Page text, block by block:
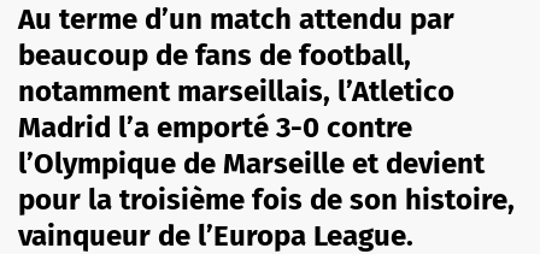
Au terme d’un match attendu par
beaucoup de fans de football,
notamment marseillais, l’Atletico
Madrid l’a emporté 3-0 contre
l’Olympique de Marseille et devient
pour la troisième fois de son histoire,
vainqueur de l’Europa League.